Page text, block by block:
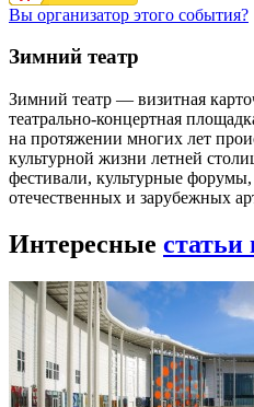
Вы организатор этого события?
Зимний театр
Зимний театр — визитная
театрально-концертная
на протяжении многих лет
культурной жизни летней
фестивали, культурные форумы,
отечественных и зарубежных
Интересные